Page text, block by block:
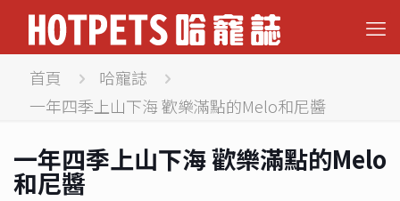
首頁
哈寵誌
一年四季上山下海 歡樂滿點的Melo和尼醬
一年四季上山下海 歡樂滿點的Melo
和尼醬